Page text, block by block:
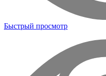
Быстрый просмотр